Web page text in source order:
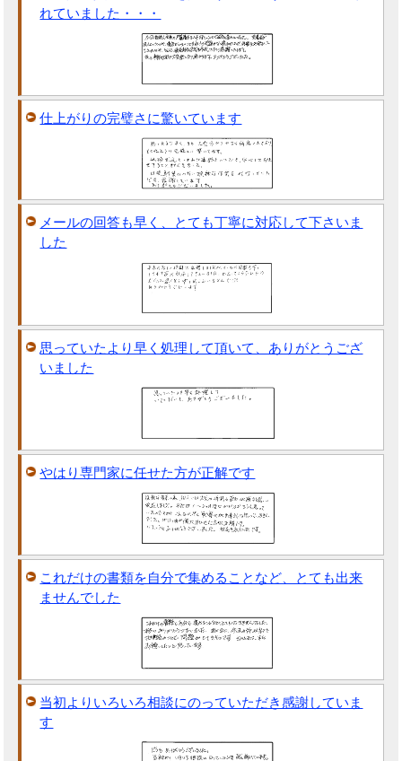
れていました・・・
仕上がりの完璧さに驚いています
メールの回答も早く、とても丁寧に対応して下さいま
した
思っていたより早く処理して頂いて、ありがとうござ
いました
やはり専門家に任せた方が正解です
これだけの書類を自分で集めることなど、とても出来
ませんでした
当初よりいろいろ相談にのっていただき感謝していま
す